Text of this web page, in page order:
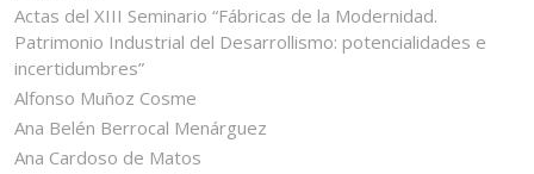
Actas del XIII Seminario “Fábricas de la Modernidad.
Patrimonio Industrial del Desarrollismo: potencialidades e
incertidumbres”
Alfonso Muñoz Cosme
Ana Belén Berrocal Menárguez
Ana Cardoso de Matos